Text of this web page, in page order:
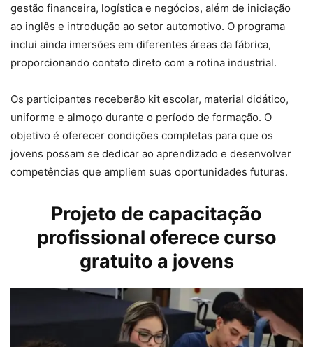
gestão financeira, logística e negócios, além de iniciação
ao inglês e introdução ao setor automotivo. O programa
inclui ainda imersões em diferentes áreas da fábrica,
proporcionando contato direto com a rotina industrial.
Os participantes receberão kit escolar, material didático,
uniforme e almoço durante o período de formação. O
objetivo é oferecer condições completas para que os
jovens possam se dedicar ao aprendizado e desenvolver
competências que ampliem suas oportunidades futuras.
Projeto de capacitação
profissional oferece curso
gratuito a jovens